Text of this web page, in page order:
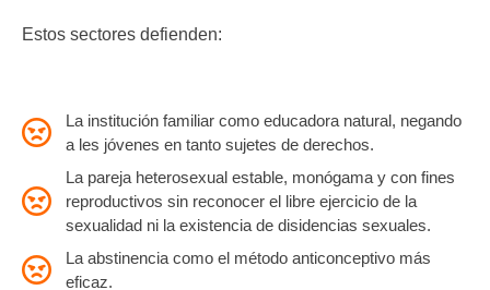
Estos sectores defienden:
La institución familiar como educadora natural, negando
a les jóvenes en tanto sujetes de derechos.
La pareja heterosexual estable, monógama y con fines
reproductivos sin reconocer el libre ejercicio de la
sexualidad ni la existencia de disidencias sexuales.
La abstinencia como el método anticonceptivo más
eficaz.